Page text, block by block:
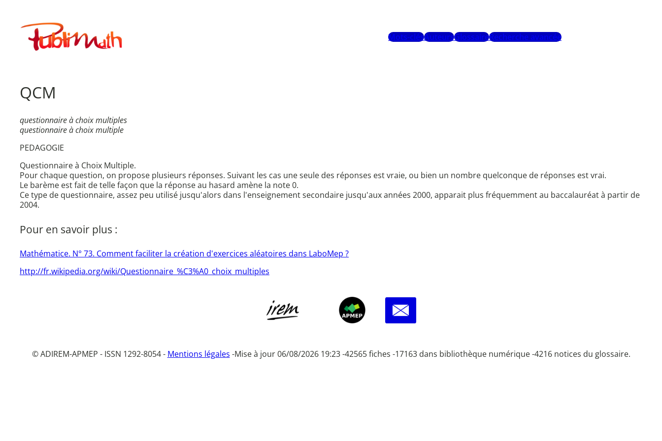
contenuPublimath
Mots-clésAuteursGlossaireRecherche avancée
QCM
questionnaire à choix multiples
questionnaire à choix multiple
PEDAGOGIE
Questionnaire à Choix Multiple.
Pour chaque question, on propose plusieurs réponses. Suivant les cas une seule des réponses est vraie, ou bien un nombre quelconque de réponses est vrai.
Le barème est fait de telle façon que la réponse au hasard amène la note 0.
Ce type de questionnaire, assez peu utilisé jusqu'alors dans l'enseignement secondaire jusqu'aux années 2000, apparait plus fréquemment au baccalauréat à partir de
2004.
Pour en savoir plus :
Mathématice. N° 73. Comment faciliter la création d'exercices aléatoires dans LaboMep ?
http://fr.wikipedia.org/wiki/Questionnaire_%C3%A0_choix_multiples
© ADIREM-APMEP - ISSN 1292-8054 - Mentions légales -Mise à jour 06/08/2026 19:23 -42565 fiches -17163 dans bibliothèque numérique -4216 notices du glossaire.